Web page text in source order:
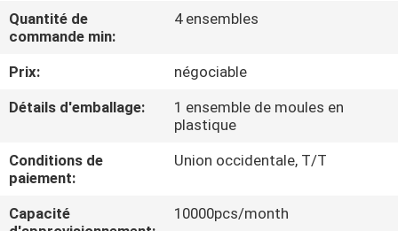
DE
L'USINE
CONTRÔLE
QUALITÉ
CONTACTEZ-
Quantité de
commande min:
4 ensembles
Prix:
négociable
Détails d'emballage:
1 ensemble de moules en
plastique
Conditions de
paiement:
Union occidentale, T/T
Capacité
10000pcs/month